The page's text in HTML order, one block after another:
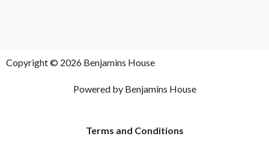
Copyright © 2026 Benjamins House
Powered by Benjamins House
Terms and Conditions